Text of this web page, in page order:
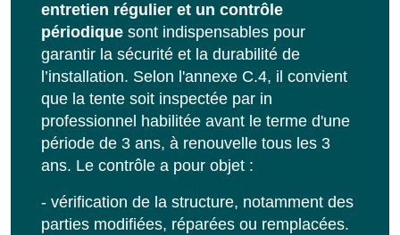
entretien régulier et un contrôle
périodiquesont indispensables pour
garantir la sécurité et la durabilité de
l’installation. Selon l'annexe C.4, il convient
que la tente soit inspectée par in
professionnel habilitée avant le terme d'une
période de 3 ans, à renouvelle tous les 3
ans. Le contrôle a pour objet :
- vérification de la structure, notamment des
parties modifiées, réparées ou remplacées.